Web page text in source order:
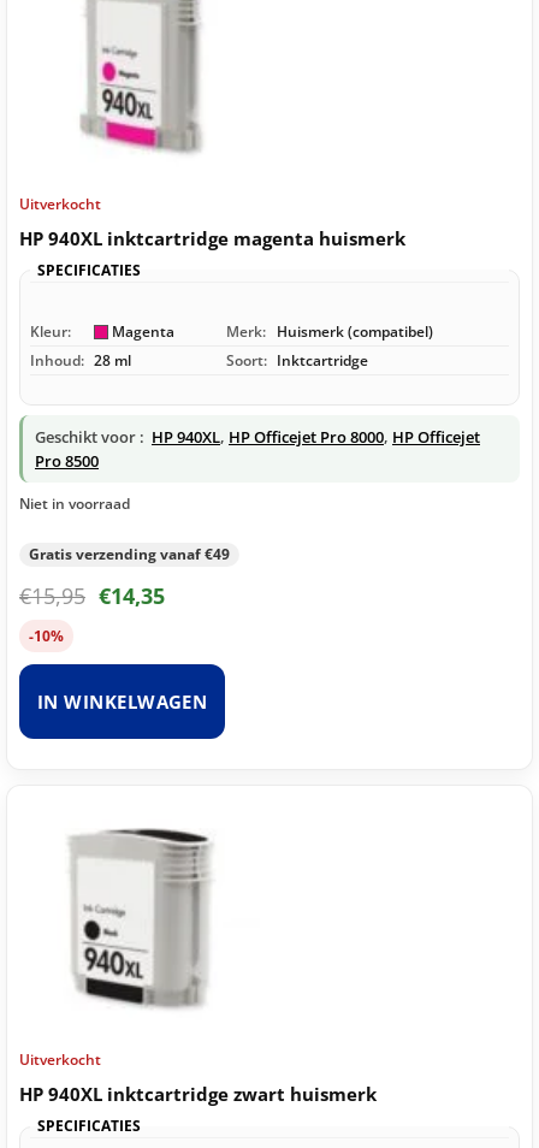
Uitverkocht
HP 940XL inktcartridge magenta huismerk
SPECIFICATIES
Kleur: Magenta Merk: Huismerk (compatibel)
Inhoud: 28 ml Soort: Inktcartridge
Geschikt voor : HP 940XL, HP Officejet Pro 8000, HP Officejet
Pro 8500
Niet in voorraad
Gratis verzending vanaf €49
€15,95 €14,35
-10%
IN WINKELWAGEN
Uitverkocht
HP 940XL inktcartridge zwart huismerk
SPECIFICATIES